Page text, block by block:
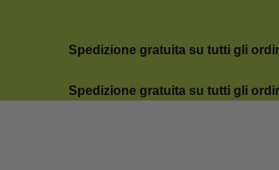
Spedizione gratuita su tutti gli
Spedizione gratuita su tutti gli